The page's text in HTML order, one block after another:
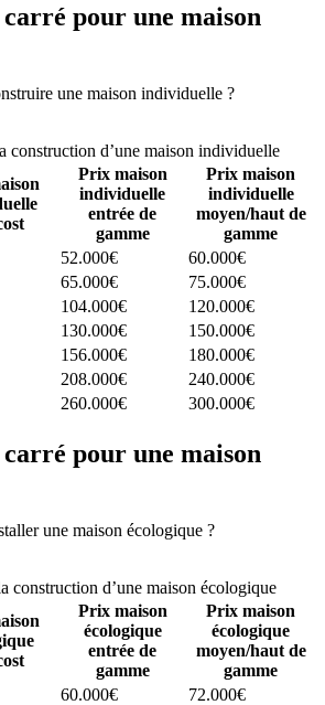
pour une maison
une maison individuelle ?
construction d’une maison individuelle
Prix maison
individuelle
entrée de
gamme
Prix maison
individuelle
moyen/haut de
gamme
52.000€
60.000€
65.000€
75.000€
104.000€
120.000€
130.000€
150.000€
156.000€
180.000€
208.000€
240.000€
260.000€ 300.000€
pour une maison
une maison écologique ?
construction d’une maison écologique
Prix maison
écologique
entrée de
gamme
Prix maison
écologique
moyen/haut de
gamme
60.000€
72.000€